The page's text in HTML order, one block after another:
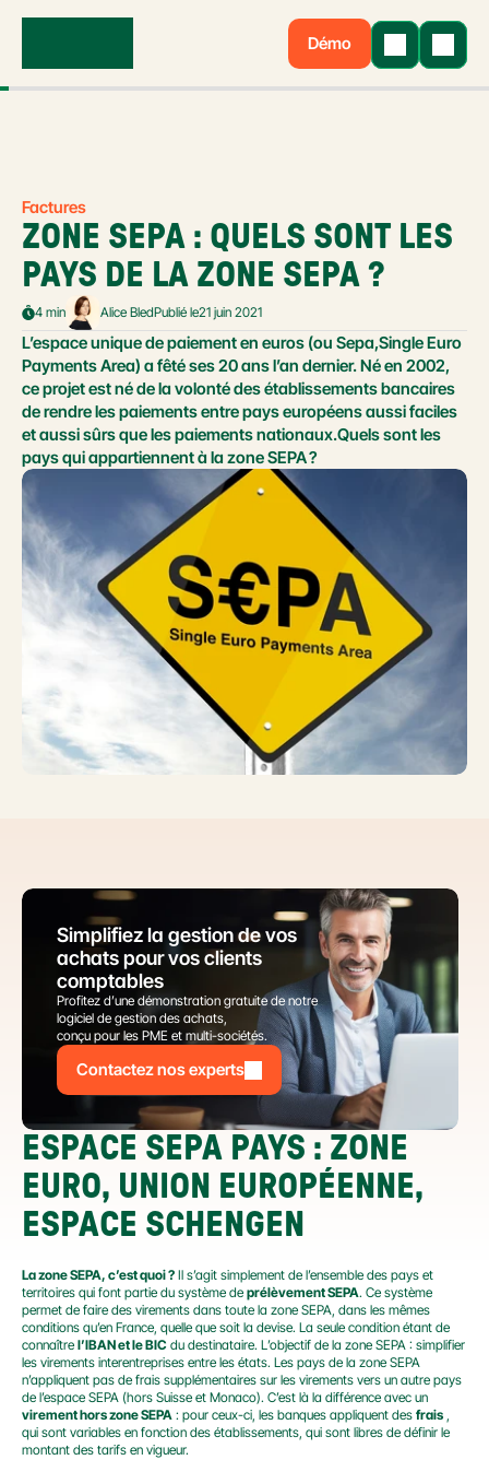
Démo
Factures
ZONE SEPA : QUELS SONT LES
PAYS DE LA ZONE SEPA ?
4 min Alice BledPublié le21 juin 2021
L’espace unique de paiement en euros (ou Sepa,Single Euro
Payments Area) a fêté ses 20 ans l’an dernier. Né en 2002,
ce projet est né de la volonté des établissements bancaires
de rendre les paiements entre pays européens aussi faciles
et aussi sûrs que les paiements nationaux.Quels sont les
pays qui appartiennent à la zone SEPA ?
Simplifiez la gestion de vos
achats pour vos clients
comptables
Profitez d’une démonstration gratuite de notre
logiciel de gestion des achats,
conçu pour les PME et multi-sociétés.
Contactez nos experts
ESPACE SEPA PAYS : ZONE
EURO, UNION EUROPÉENNE,
ESPACE SCHENGEN
La zone SEPA, c’est quoi ? Il s’agit simplement de l’ensemble des pays et
territoires qui font partie du système de prélèvement SEPA. Ce système
permet de faire des virements dans toute la zone SEPA, dans les mêmes
conditions qu’en France, quelle que soit la devise. La seule condition étant de
connaître l’IBAN et le BIC du destinataire. L’objectif de la zone SEPA : simplifier
les virements interentreprises entre les états. Les pays de la zone SEPA
n’appliquent pas de frais supplémentaires sur les virements vers un autre pays
virement hors zone SEPA : pour ceux-ci, les banques appliquent des frais ,
qui sont variables en fonction des établissements, qui sont libres de définir le
montant des tarifs en vigueur.